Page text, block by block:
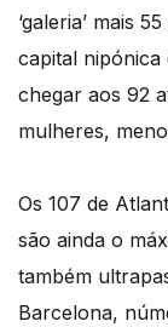
‘galeria’ mais
capital
chegar aos 92
mulheres,
Os 107 de
são ainda o
também
Barcelona,